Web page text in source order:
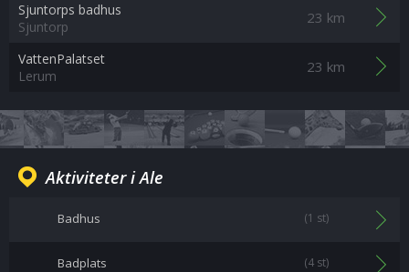
Sjuntorps badhus
Sjuntorp
23 km
VattenPalatset
Lerum
23 km
Aktiviteter i Ale
Badhus (1 st)
Badplats (4 st)